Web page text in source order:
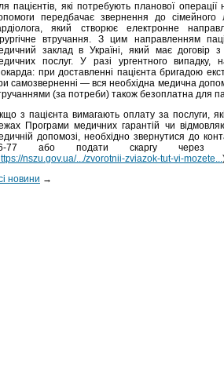
пацієнтів, які потребують планової
передбачає звернення до сімейного
який створює електронне
втручання. З цим направленням
заклад в Україні, який має договір
послуг. У разі ургентного випадку,
при доставленні пацієнта бригадою
самозверненні — вся необхідна медична
(за потреби) також безоплатна для
з пацієнта вимагають оплату за послуги,
Програми медичних гарантій чи
допомозі, необхідно звернутися до
77 або подати скаргу через
nszu.gov.ua/.../zvorotnii-zviazok-tut-vi-mozete...
новини →